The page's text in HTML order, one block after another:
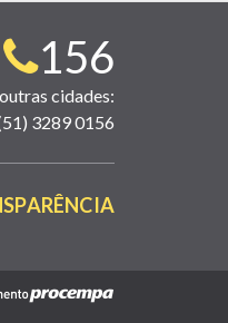
Telefone
para
contato:
156
cidades:
3289 0156
(LINK
NOVA